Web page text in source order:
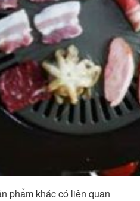
phẩm khác có liên quan